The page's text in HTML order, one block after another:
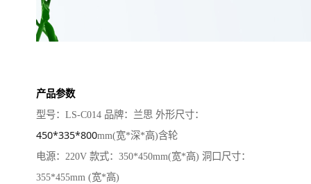
产品参数
型号：LS-C014 品牌：兰思 外形尺寸：
450*335*800mm(宽*深*高)含轮
电源：220V 款式：350*450mm(宽*高) 洞口尺寸：
355*455mm (宽*高)